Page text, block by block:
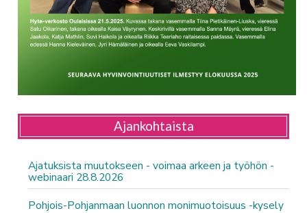
Ajankohtaista
Ajatuksista muutokseen - voimaa arkeen ja työhön -
webinaari 28.8.2026
Pohjois-Pohjanmaan luonnon monimuotoisuus -kysely